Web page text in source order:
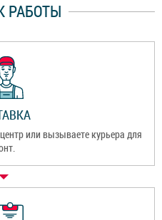
РАБОТЫ
или вызываете курьера для